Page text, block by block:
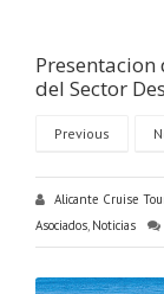
del Sector
Previous
Alicante Cruise
Asociados, Noticias